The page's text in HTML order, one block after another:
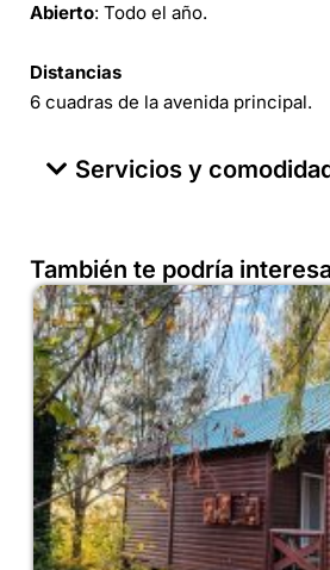
Abierto: Todo el año.
Distancias
6 cuadras de la avenida principal.
Servicios y
También te podría